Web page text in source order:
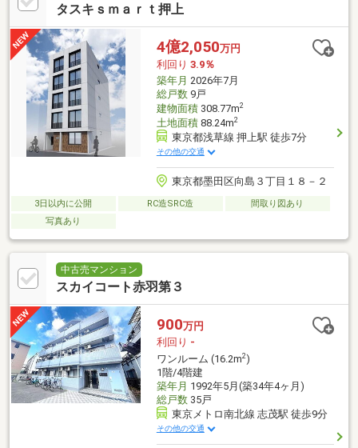
タスキｓｍａｒｔ押上
4億2,050万円
利回り 3.9％
築年月 2026年7月
総戸数9戸
建物面積308.77m2
土地面積88.24m2
東京都浅草線 押上駅 徒歩7分
その他の交通
東京都墨田区向島３丁目１８－２
3日以内に公開 RC造SRC造
間取り図あり
写真あり
中古売マンション
スカイコート赤羽第３
900万円
利回り -
ワンルーム (16.2m2)
1階/4階建
築年月 1992年5月(築34年4ヶ月)
総戸数35戸
東京メトロ南北線 志茂駅 徒歩9分
その他の交通